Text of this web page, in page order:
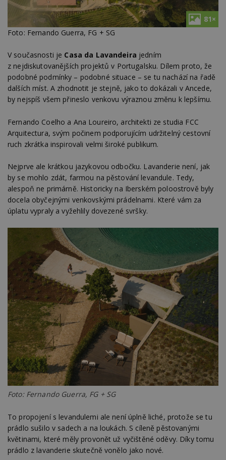
81×
Foto: Fernando Guerra, FG + SG
V současnosti je Casa da Lavandeira jedním
z nejdiskutovanějších projektů v Portugalsku. Dílem proto, že
podobné podmínky – podobné situace – se tu nachází na řadě
dalších míst. A zhodnotit je stejně, jako to dokázali v Ancede,
by nejspíš všem přineslo venkovu výraznou změnu k lepšímu.
Fernando Coelho a Ana Loureiro, architekti ze studia FCC
Arquitectura, svým počinem podporujícím udržitelný cestovní
ruch zkrátka inspirovali velmi široké publikum.
Nejprve ale krátkou jazykovou odbočku. Lavanderie není, jak
by se mohlo zdát, farmou na pěstování levandule. Tedy,
alespoň ne primárně. Historicky na Iberském poloostrově byly
docela obyčejnými venkovskými prádelnami. Které vám za
úplatu vypraly a vyžehlily dovezené svršky.
Foto: Fernando Guerra, FG + SG
To propojení s levandulemi ale není úplně liché, protože se tu
prádlo sušilo v sadech a na loukách. S cíleně pěstovanými
květinami, které měly provonět už vyčištěné oděvy. Díky tomu
prádlo z lavanderie skutečně vonělo jako nové.